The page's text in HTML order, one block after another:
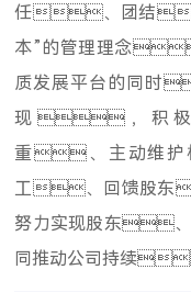
任、团结
本”的管理理念
质发展平台的同时
现，积极
重、主动维护
工、回馈股东
努力实现股东
同推动公司持续